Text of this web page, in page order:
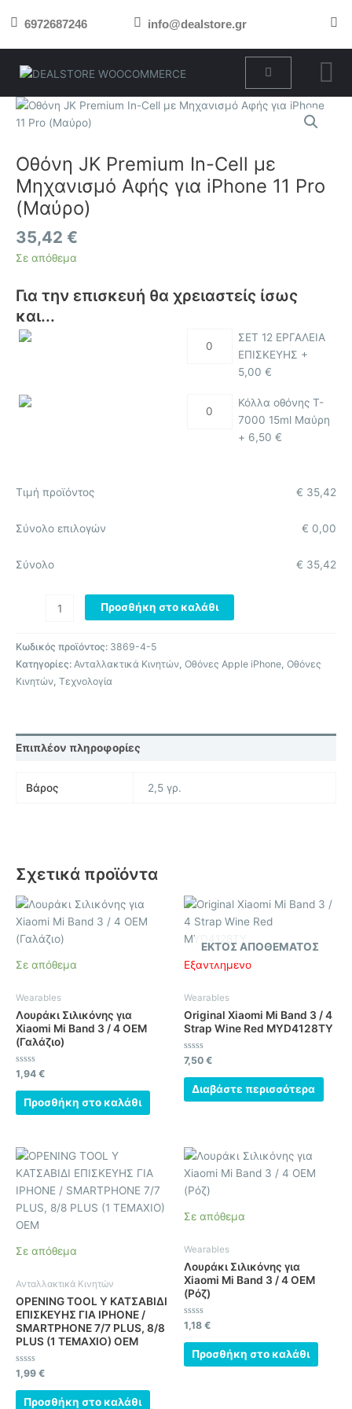
στο 6972687246 info@dealstore.gr
Cart
Οθόνη JK Premium In-Cell με
Μηχανισμό Αφής για iPhone 11 Pro
(Μαύρο)
35,42 €
Σε απόθεμα
Για την επισκευή θα χρειαστείς ίσως
και...
ΣΕΤ 12 ΕΡΓΑΛΕΙΑ
ΕΠΙΣΚΕΥΗΣ +
5,00 €
Κόλλα οθόνης T-
7000 15ml Μαύρη
+ 6,50 €
Τιμή προϊόντος 35,42
€
Σύνολο επιλογών 0,00
€
Σύνολο 35,42
€
Οθόνη
JK
In-
Cell
με
Μηχανισμό
για
iPhone
Pro
(Μαύρο)
ποσότητα
Προσθήκη στο καλάθι
Κωδικός προϊόντος: 3869-4-5
Κατηγορίες: Ανταλλακτικά Κινητών, Οθόνες Apple iPhone, Οθόνες
Κινητών, Τεχνολογία
Επιπλέον πληροφορίες
Βάρος 2,5 γρ.
Σχετικά προϊόντα
Σε απόθεμα
Wearables
Λουράκι Σιλικόνης για
Xiaomi Mi Band 3 / 4 OEM
(Γαλάζιο)
Βαθμολογήθηκε
με
0
από
1,94 €
Προσθήκη στο καλάθι
ΕΚΤΌΣ ΑΠΟΘΈΜΑΤΟΣ
Εξαντλημένο
Wearables
Original Xiaomi Mi Band 3 / 4
Strap Wine Red MYD4128TY
Βαθμολογήθηκε
με
0
από
7,50 €
Διαβάστε περισσότερα
Σε απόθεμα
Ανταλλακτικά Κινητών
OPENING TOOL Y ΚΑΤΣΑΒΙΔΙ
ΕΠΙΣΚΕΥΗΣ ΓΙΑ IPHONE /
SMARTPHONE 7/7 PLUS, 8/8
PLUS (1 ΤΕΜΑΧΙΟ) OEM
Βαθμολογήθηκε
με
0
από
1,99 €
Προσθήκη στο καλάθι
Σε απόθεμα
Wearables
Λουράκι Σιλικόνης για
Xiaomi Mi Band 3 / 4 OEM
(Ρόζ)
Βαθμολογήθηκε
με
0
από
1,18 €
Προσθήκη στο καλάθι